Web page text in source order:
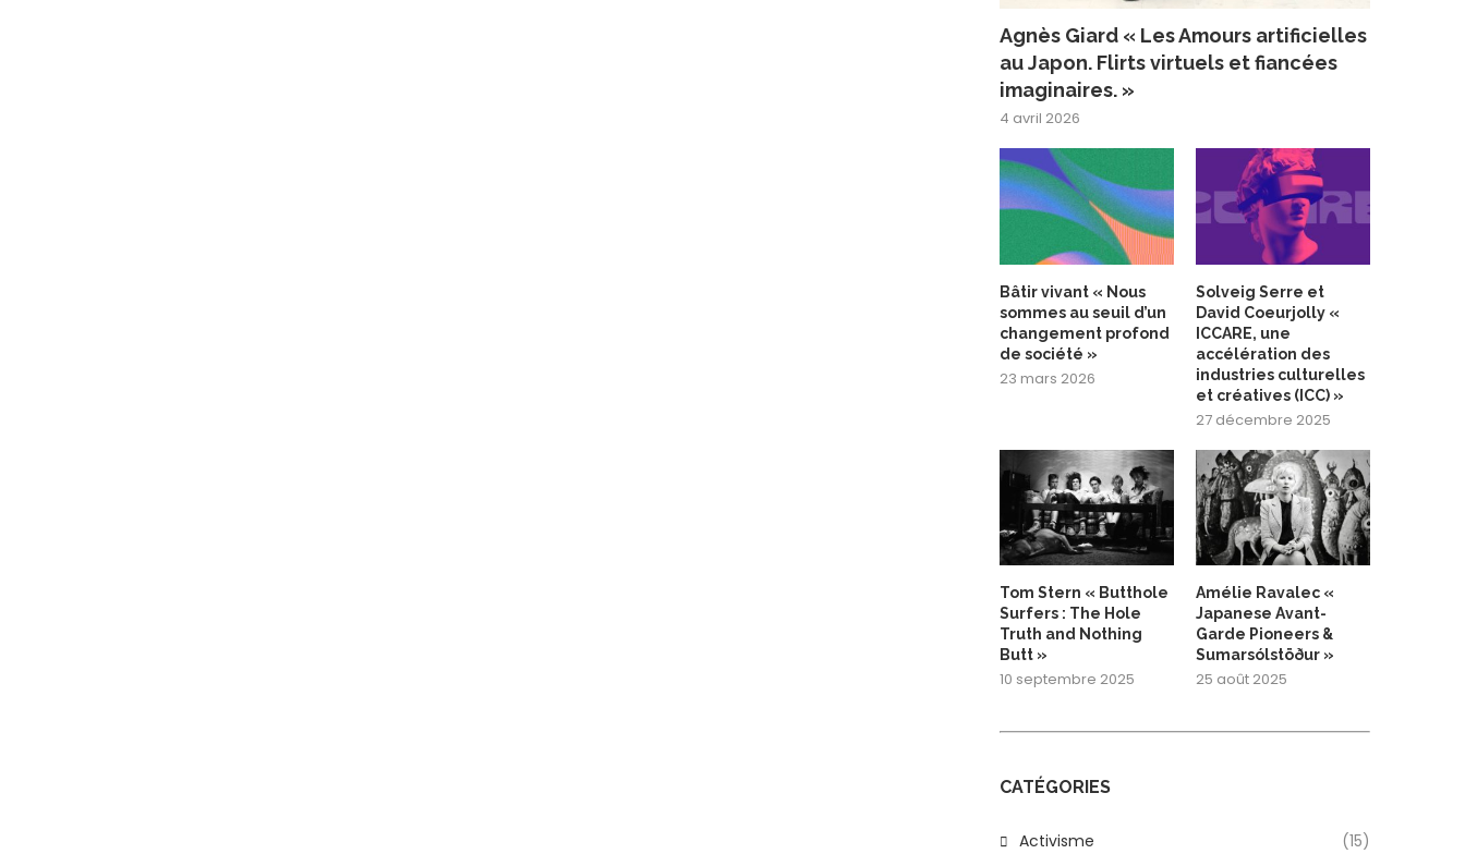
Agnès Giard « Les Amours artificielles
au Japon. Flirts virtuels et fiancées
imaginaires. »
4 avril 2026
Bâtir vivant « Nous
sommes au seuil d’un
changement profond
de société »
23 mars 2026
Solveig Serre et
David Coeurjolly «
ICCARE, une
accélération des
industries culturelles
et créatives (ICC) »
27 décembre 2025
Tom Stern « Butthole
Surfers : The Hole
Truth and Nothing
Butt »
10 septembre 2025
Amélie Ravalec «
Japanese Avant-
Garde Pioneers &
Sumarsólstöður »
25 août 2025
CATÉGORIES
Activisme (15)